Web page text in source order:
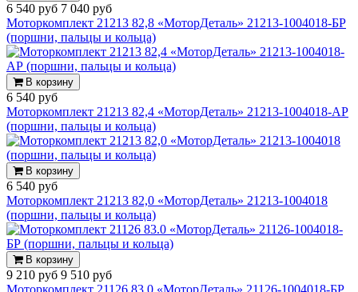
6 540 руб 7 040 руб
Моторкомплект 21213 82,8 «МоторДеталь» 21213-1004018-БР
(поршни, пальцы и кольца)
В корзину
6 540 руб
Моторкомплект 21213 82,4 «МоторДеталь» 21213-1004018-АР
(поршни, пальцы и кольца)
В корзину
6 540 руб
Моторкомплект 21213 82,0 «МоторДеталь» 21213-1004018
(поршни, пальцы и кольца)
В корзину
9 210 руб 9 510 руб
Моторкомплект 21126 83.0 «МоторДеталь» 21126-1004018-БР